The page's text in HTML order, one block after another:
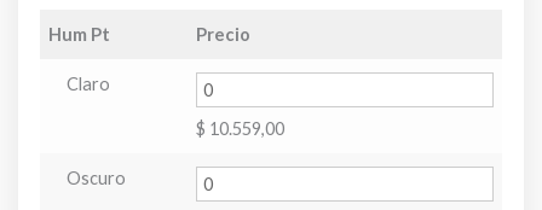
Hum Pt Precio
Claro
$ 10.559,00
Oscuro